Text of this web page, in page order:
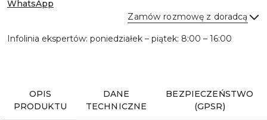
WhatsApp
Zamów rozmowę z doradcą
Infolinia ekspertów: poniedziałek – piątek: 8:00 – 16:00
OPIS
PRODUKTU
DANE
TECHNICZNE
BEZPIECZEŃSTWO
(GPSR)